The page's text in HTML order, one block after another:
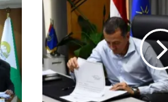
ح
ظ
ا
ل
ج